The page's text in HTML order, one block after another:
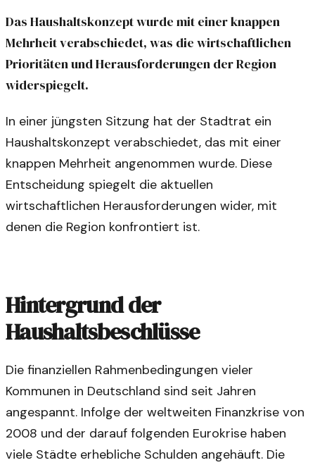
Das Haushaltskonzept wurde mit einer knappen
Mehrheit verabschiedet, was die wirtschaftlichen
Prioritäten und Herausforderungen der Region
widerspiegelt.
In einer jüngsten Sitzung hat der Stadtrat ein
Haushaltskonzept verabschiedet, das mit einer
knappen Mehrheit angenommen wurde. Diese
Entscheidung spiegelt die aktuellen
wirtschaftlichen Herausforderungen wider, mit
denen die Region konfrontiert ist.
Hintergrund der
Haushaltsbeschlüsse
Die finanziellen Rahmenbedingungen vieler
Kommunen in Deutschland sind seit Jahren
angespannt. Infolge der weltweiten Finanzkrise von
2008 und der darauf folgenden Eurokrise haben
viele Städte erhebliche Schulden angehäuft. Die